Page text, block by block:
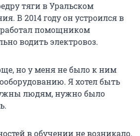
тяги в Уральском
В 2014 году он устроился в
помощником
водить электровоз.
но у меня не было к ним
Я хотел быть
людям, нужно было
в обучении не возникало.